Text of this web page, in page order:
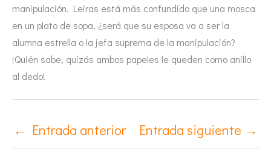
manipulación. Leiras está más confundido que una mosca
en un plato de sopa, ¿será que su esposa va a ser la
alumna estrella o la jefa suprema de la manipulación?
¡Quién sabe, quizás ambos papeles le queden como anillo
al dedo!
← Entrada anterior Entrada siguiente →